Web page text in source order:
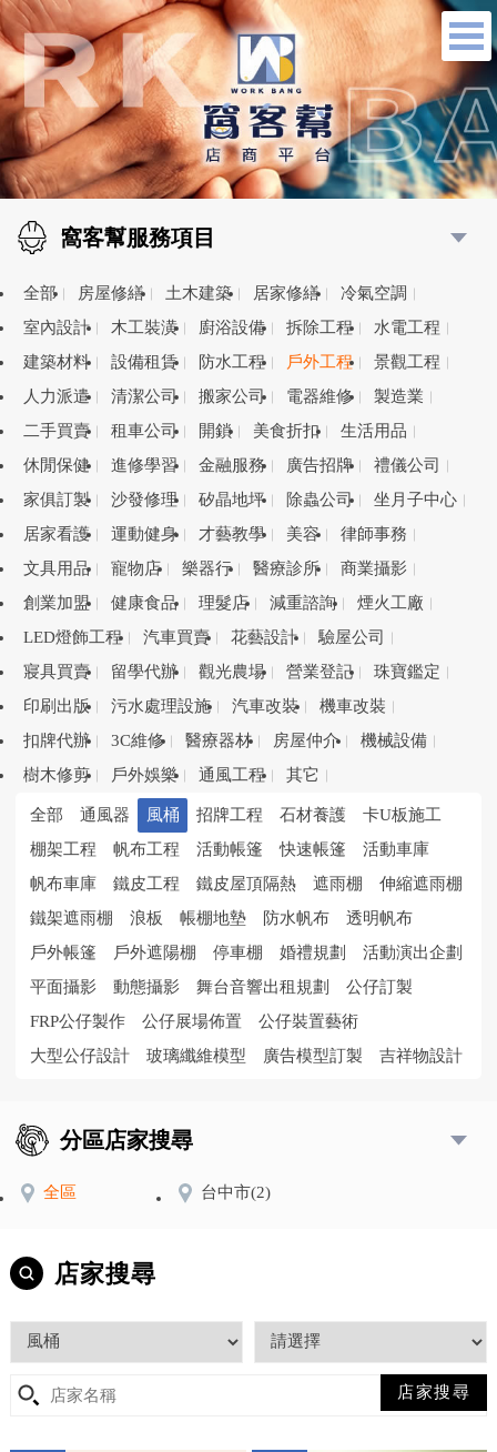
窩客幫服務項目
全部 房屋修繕 土木建築 居家修繕
冷氣空調
室內設計
木工裝潢 廚浴設備 拆除工程
水電工程
建築材料
設備租賃 防水工程 戶外工程
景觀工程
人力派遣
清潔公司 搬家公司 電器維修
製造業
二手買賣
租車公司 開鎖 美食折扣
生活用品
休閒保健
進修學習 金融服務 廣告招牌
禮儀公司
家俱訂製
沙發修理 矽晶地坪 除蟲公司
坐月子中心
居家看護
運動健身 才藝教學 美容
律師事務
文具用品
寵物店 樂器行 醫療診所
商業攝影
創業加盟
健康食品 理髮店 減重諮詢
煙火工廠
LED燈飾工程
汽車買賣 花藝設計
驗屋公司
寢具買賣
留學代辦 觀光農場 營業登記
珠寶鑑定
印刷出版
污水處理設施 汽車改裝
機車改裝
扣牌代辦
3C維修 醫療器材 房屋仲介
機械設備
樹木修剪
戶外娛樂 通風工程 其它
全部 通風器 風桶 招牌工程 石材養護
卡U板施工
棚架工程
帆布工程 活動帳篷 快速帳篷
活動車庫
帆布車庫
鐵皮工程 鐵皮屋頂隔熱 遮雨棚
伸縮遮雨棚
鐵架遮雨棚
浪板 帳棚地墊 防水帆布
透明帆布
戶外帳篷
戶外遮陽棚 停車棚 婚禮規劃
活動演出企劃
平面攝影
動態攝影 舞台音響出租規劃
公仔訂製
FRP公仔製作
公仔展場佈置
公仔裝置藝術
大型公仔設計
玻璃纖維模型 廣告模型訂製 吉祥物設計
分區店家搜尋
全區 台中市(2)
店家搜尋